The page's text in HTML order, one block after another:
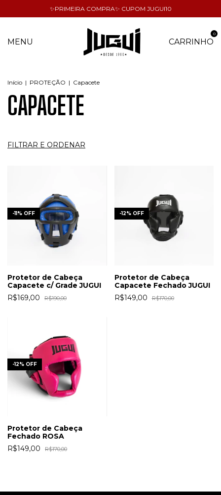
✨PRIMEIRA COMPRA✨ CUPOM JUGUI10
MENU CARRINHO
0
Início | PROTEÇÃO | Capacete
CAPACETE
FILTRAR E ORDENAR
-11% OFF
Protetor de Cabeça
Capacete c/ Grade JUGUI
R$169,00
R$190,00
-12% OFF
Protetor de Cabeça
Capacete Fechado JUGUI
R$149,00
R$170,00
-12% OFF
Protetor de Cabeça
Fechado ROSA
R$149,00
R$170,00